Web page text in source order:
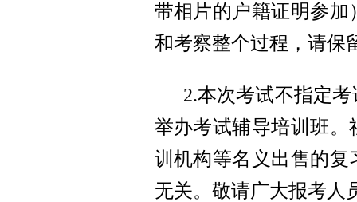
带相片的户籍证明参
和考察整个过程，请保
2.本次考试不指定
举办考试辅导培训班
训机构等名义出售的
无关。敬请广大报考人